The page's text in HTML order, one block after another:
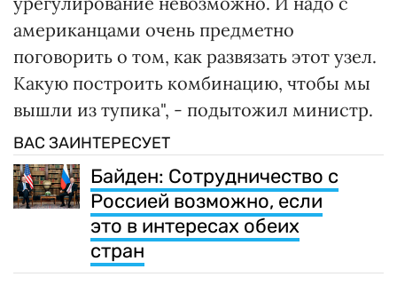
американцами очень предметно
поговорить о том, как развязать этот узел.
Какую построить комбинацию, чтобы мы
вышли из тупика", - подытожил министр.
ВАС ЗАИНТЕРЕСУЕТ
Байден: Сотрудничество с
Россией возможно, если
это в интересах обеих
стран